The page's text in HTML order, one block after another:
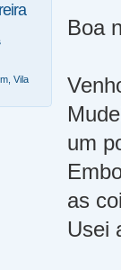
Vila
Boa
um
as
Usei